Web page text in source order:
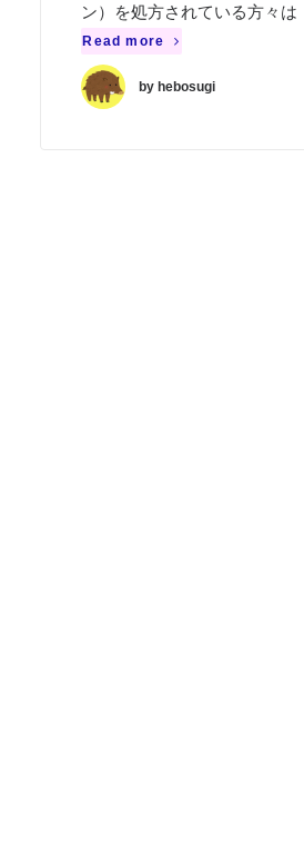
ン）を処方されている方々は
Read more
by hebosugi